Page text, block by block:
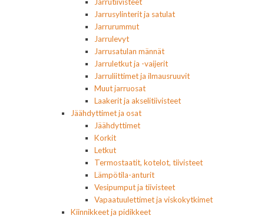
Jarrusylinterit ja satulat
Jarrurummut
Jarrulevyt
Jarrusatulan männät
Jarruletkut ja -vaijerit
Jarruliittimet ja ilmausruuvit
Muut jarruosat
Laakerit ja akselitiivisteet
Jäähdyttimet ja osat
Jäähdyttimet
Korkit
Letkut
Termostaatit, kotelot, tiivisteet
Lämpötila-anturit
Vesipumput ja tiivisteet
Vapaatuulettimet ja viskokytkimet
Kiinnikkeet ja pidikkeet